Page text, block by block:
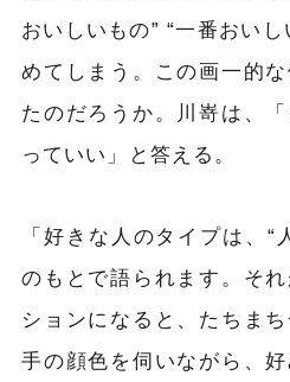
おいしいもの” “一番おい
めてしまう。この画一的
たのだろうか。川嵜は、
っていい」と答える。
「好きな人のタイプは、“
のもとで語られます。そ
ションになると、たちま
手の顔色を伺いながら、